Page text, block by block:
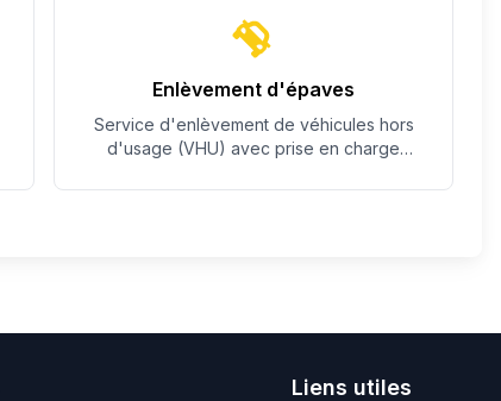
Enlèvement d'épaves
Service d'enlèvement de véhicules hors
d'usage (VHU) avec prise en charge
Liens utiles